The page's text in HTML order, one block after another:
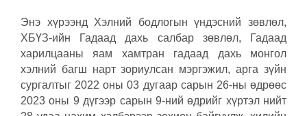
Энэ хүрээнд Хэлний бодлогын үндэсний зөвлөл,
ХБҮЗ-ийн Гадаад дахь салбар зөвлөл, Гадаад
харилцааны яам хамтран гадаад дахь монгол
хэлний багш нарт зориулсан мэргэжил, арга зүйн
сургалтыг 2022 оны 03 дугаар сарын 26-ны өдрөөс
2023 оны 9 дүгээр сарын 9-ний өдрийг хүртэл нийт